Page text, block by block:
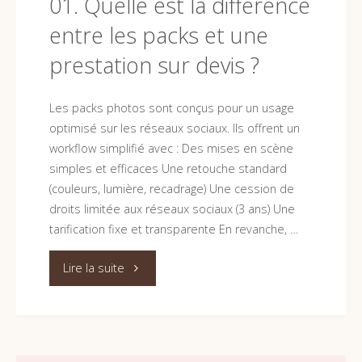
le
style
des
photos
?"
entre les packs et une
prestation sur devis ?
Les packs photos sont conçus pour un usage
optimisé sur les réseaux sociaux. Ils offrent un
workflow simplifié avec : Des mises en scène
simples et efficaces Une retouche standard
(couleurs, lumière, recadrage) Une cession de
droits limitée aux réseaux sociaux (3 ans) Une
tarification fixe et transparente En revanche, …
Lire la suite "01.